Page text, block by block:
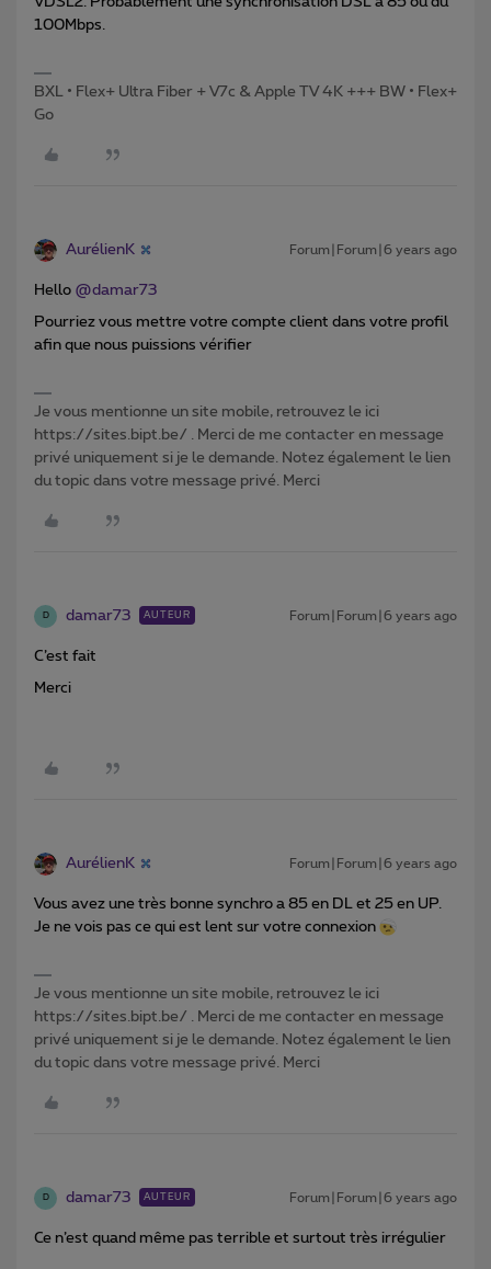
100Mbps.
BXL • Flex+ Ultra Fiber + V7c & Apple TV 4K +++ BW • Flex+
Go
AurélienK Forum|Forum|6 years ago
Hello @damar73
Pourriez vous mettre votre compte client dans votre profil
afin que nous puissions vérifier
Je vous mentionne un site mobile, retrouvez le ici
https://sites.bipt.be/ . Merci de me contacter en message
privé uniquement si je le demande. Notez également le lien
du topic dans votre message privé. Merci
D damar73 AUTEUR Forum|Forum|6 years ago
C’est fait
Merci
AurélienK Forum|Forum|6 years ago
Vous avez une très bonne synchro a 85 en DL et 25 en UP.
Je ne vois pas ce qui est lent sur votre connexion
Je vous mentionne un site mobile, retrouvez le ici
https://sites.bipt.be/ . Merci de me contacter en message
privé uniquement si je le demande. Notez également le lien
du topic dans votre message privé. Merci
D damar73 AUTEUR Forum|Forum|6 years ago
Ce n’est quand même pas terrible et surtout très irrégulier